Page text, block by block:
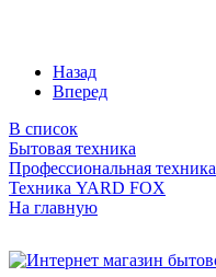
Назад
Вперед
В список
Бытовая техника
Профессиональная техника
Техника YARD FOX
На главную